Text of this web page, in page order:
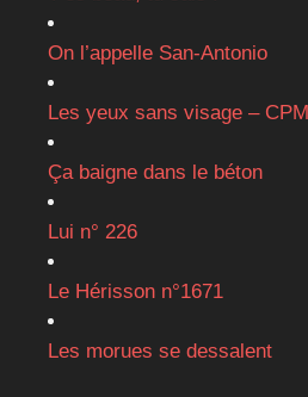
On l’appelle San-Antonio
Les yeux sans visage – CPM
Ça baigne dans le béton
Lui n° 226
Le Hérisson n°1671
Les morues se dessalent